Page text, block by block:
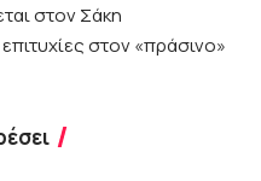
στον Σάκη
στον «πράσινο»